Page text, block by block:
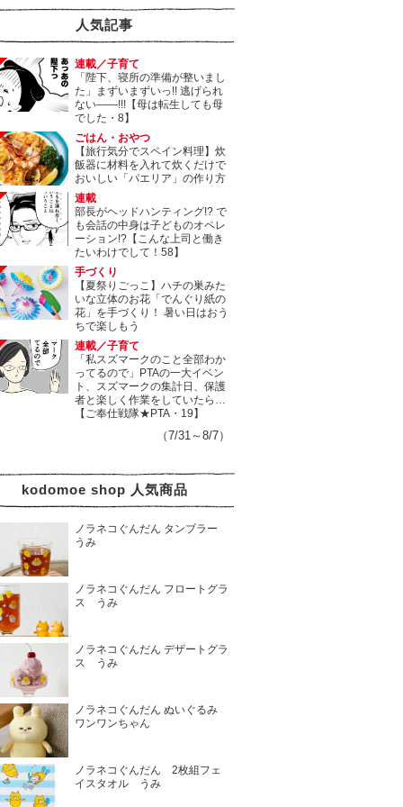
人気記事
連載／子育て
「陛下、寝所の準備が整いまし
た」まずいまずいっ!! 逃げられ
ない――!!!【母は転生しても母
でした・8】
ごはん・おやつ
【旅行気分でスペイン料理】炊
飯器に材料を入れて炊くだけで
おいしい「パエリア」の作り方
連載
部長がヘッドハンティング!? で
も会話の中身は子どものオペレ
ーション!?【こんな上司と働き
たいわけでして！58】
手づくり
【夏祭りごっこ】ハチの巣みた
いな立体のお花「でんぐり紙の
花」を手づくり！ 暑い日はおう
ちで楽しもう
連載／子育て
「私スズマークのこと全部わか
ってるので」PTAの一大イベン
ト、スズマークの集計日、保護
者と楽しく作業をしていたら…
【ご奉仕戦隊★PTA・19】
（7/31～8/7）
kodomoe shop 人気商品
ノラネコぐんだん タンブラー
うみ
ノラネコぐんだん フロートグラ
ス うみ
ノラネコぐんだん デザートグラ
ス うみ
ノラネコぐんだん ぬいぐるみ
ワンワンちゃん
ノラネコぐんだん 2枚組フェ
イスタオル うみ